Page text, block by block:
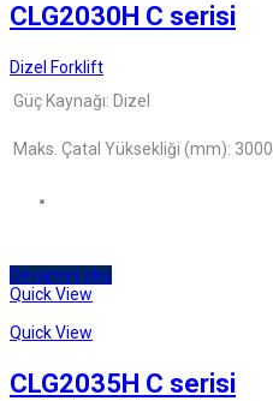
CLG2030H C serisi
Dizel Forklift
Güç Kaynağı: Dizel
Maks. Çatal Yüksekliği (mm): 3000
Devamını oku
Quick View
Quick View
CLG2035H C serisi